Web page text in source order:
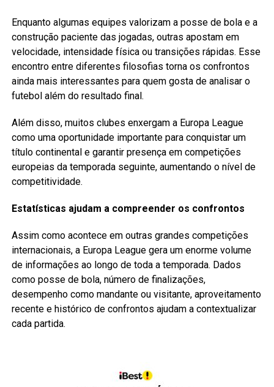
Enquanto algumas equipes valorizam a posse de bola e a
construção paciente das jogadas, outras apostam em
velocidade, intensidade física ou transições rápidas. Esse
encontro entre diferentes filosofias torna os confrontos
ainda mais interessantes para quem gosta de analisar o
futebol além do resultado final.
Além disso, muitos clubes enxergam a Europa League
como uma oportunidade importante para conquistar um
título continental e garantir presença em competições
europeias da temporada seguinte, aumentando o nível de
competitividade.
Estatísticas ajudam a compreender os confrontos
Assim como acontece em outras grandes competições
internacionais, a Europa League gera um enorme volume
de informações ao longo de toda a temporada. Dados
como posse de bola, número de finalizações,
desempenho como mandante ou visitante, aproveitamento
recente e histórico de confrontos ajudam a contextualizar
cada partida.